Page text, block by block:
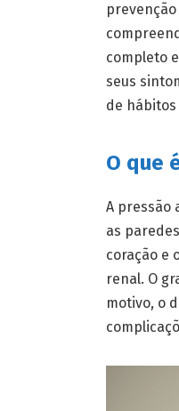
completo
seus
de
O que
A pressão
as
coração e
renal. O
motivo, o